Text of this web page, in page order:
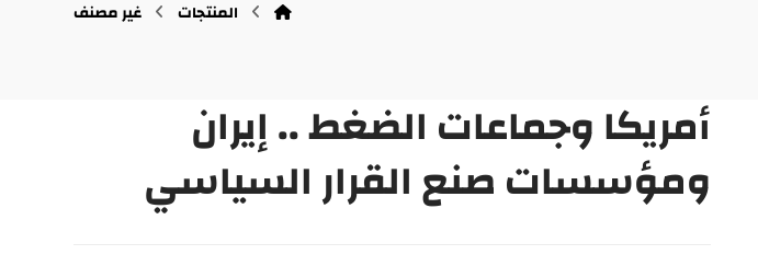
المنتجات غير مصنف
أمريكا وجماعات الضغط .. إيران
ومؤسسات صنع القرار السياسي